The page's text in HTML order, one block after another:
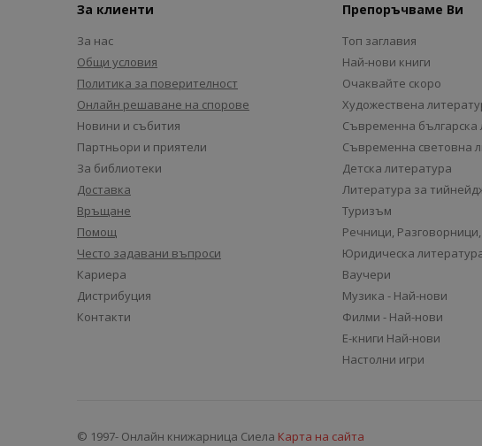
За клиенти
За нас
Общи условия
Политика за поверителност
Онлайн решаване на спорове
Новини и събития
Партньори и приятели
За библиотеки
Доставка
Връщане
Помощ
Често задавани въпроси
Кариера
Дистрибуция
Контакти
Препоръчваме Ви
Топ заглавия
Най-нови книги
Очаквайте скоро
Художествена
Съвременна българска
Съвременна световна
Детска литература
Литература за
Туризъм
Речници,
Юридическа
Ваучери
Музика - Най-нови
Филми - Най-нови
Е-книги Най-нови
Настолни игри
© 1997- Онлайн книжарница Сиела Карта на сайта